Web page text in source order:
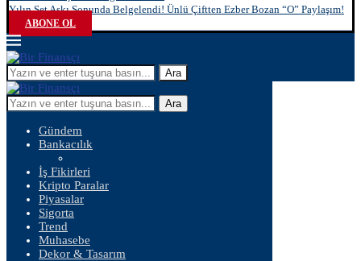
Yılın Set Aşkı Sonunda Belgelendi! Ünlü Çiftten Ezber Bozan “O” Paylaşım!
ABONE OL
Ara
Ara
Gündem
Bankacılık
İş Fikirleri
Kripto Paralar
Piyasalar
Sigorta
Trend
Muhasebe
Dekor & Tasarım